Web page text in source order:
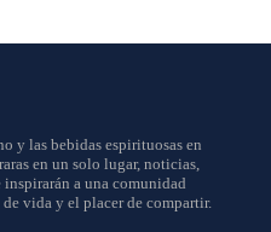
y las bebidas espirituosas en
en un solo lugar, noticias,
a una comunidad
vida y el placer de compartir.